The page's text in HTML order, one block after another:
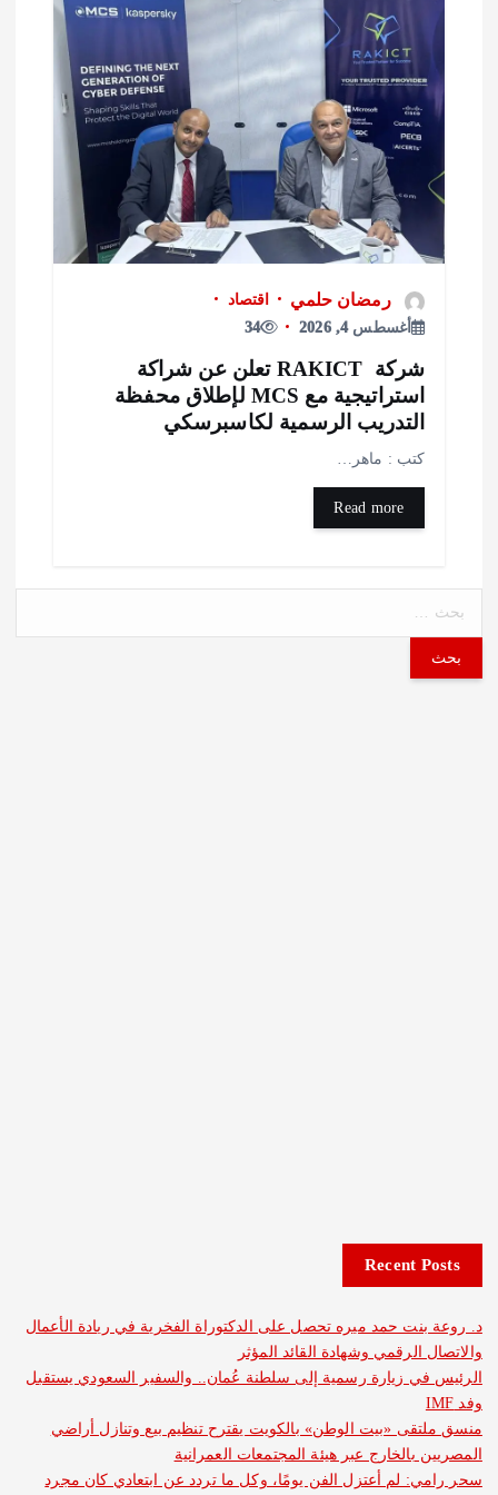
رمضان حلمي
اقتصاد
34
شركة RAKICT تعلن عن شراكة
استراتيجية مع MCS لإطلاق محفظة
الرسمية لكاسبرسكي
: ماهر…
Recent
حمد ميره تحصل على الدكتوراة الفخرية في ريادة الأعمال
وشهادة القائد المؤثر
زيارة رسمية إلى سلطنة عُمان.. والسفير السعودي يستقبل
«بيت الوطن» بالكويت يقترح تنظيم بيع وتنازل أراضي
عبر هيئة المجتمعات العمرانية
لم أعتزل الفن يومًا، وكل ما تردد عن ابتعادي كان مجرد